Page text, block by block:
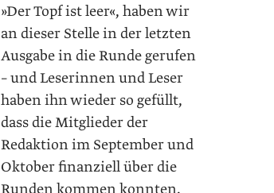
»Der Topf ist leer«, haben wir
an dieser Stelle in der letzten
Ausgabe in die Runde gerufen
– und Leserinnen und Leser
haben ihn wieder so gefüllt,
dass die Mitglieder der
Redaktion im September und
Oktober finanziell über die